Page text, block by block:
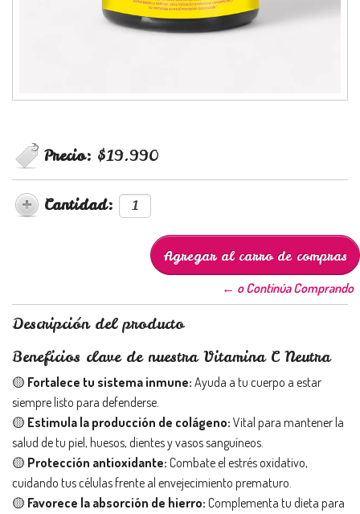
Precio: $19.990
Cantidad:
← o Continúa Comprando
Descripción del producto
Beneficios clave de nuestra Vitamina C Neutra
🟡 Fortalece tu sistema inmune: Ayuda a tu cuerpo a estar
siempre listo para defenderse.
🟡 Estimula la producción de colágeno: Vital para mantener la
salud de tu piel, huesos, dientes y vasos sanguíneos.
🟡 Protección antioxidante: Combate el estrés oxidativo,
cuidando tus células frente al envejecimiento prematuro.
🟡 Favorece la absorción de hierro: Complementa tu dieta para